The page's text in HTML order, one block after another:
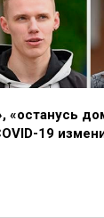
«останусь
19